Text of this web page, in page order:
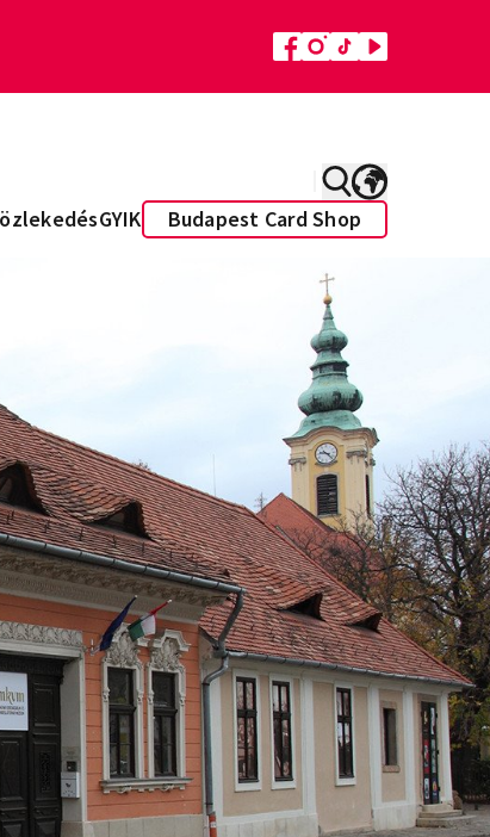
GYIK Budapest Card Shop